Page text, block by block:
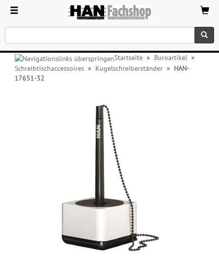
Startseite » Büroartikel »
Schreibtischaccessoires » Kugelschreiberständer » HAN-
17651-32